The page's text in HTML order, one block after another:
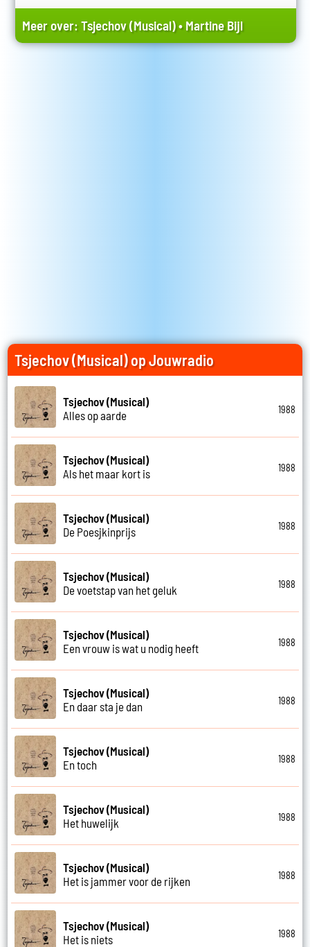
Meer over:Tsjechov (Musical)•Martine Bijl
Tsjechov (Musical) op Jouwradio
Tsjechov (Musical)
Alles op aarde
1988
Tsjechov (Musical)
Als het maar kort is
1988
Tsjechov (Musical)
De Poesjkinprijs
1988
Tsjechov (Musical)
De voetstap van het geluk
1988
Tsjechov (Musical)
Een vrouw is wat u nodig heeft
1988
Tsjechov (Musical)
En daar sta je dan
1988
Tsjechov (Musical)
En toch
1988
Tsjechov (Musical)
Het huwelijk
1988
Tsjechov (Musical)
Het is jammer voor de rijken
1988
Tsjechov (Musical)
Het is niets
1988